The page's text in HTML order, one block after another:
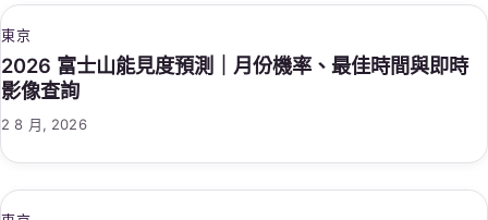
東京
2026 富士山能見度預測｜月份機率、最佳時間與即時
影像查詢
2 8 月, 2026